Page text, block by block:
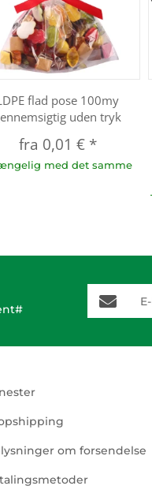
flad pose 100my
uden tryk
fra 0,01 € *
med det samme
E-Mail-
om forsendelse